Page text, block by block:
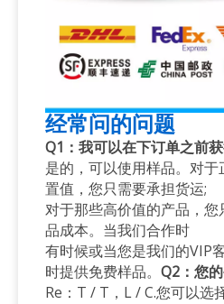
经常问的问题
Q1：我可以在下订单之前
是的，可以使用样品。对
置值，您只需要承担货运;
对于那些高价值的产品，
品成本。当我们合作时
有时候或当您是我们的VIP
时提供免费样品。 Q2：您
Re：T / T，L / C.您可以选